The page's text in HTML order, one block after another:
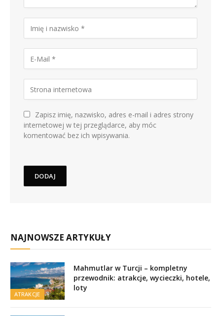
Zapisz imię, nazwisko, adres e-mail i adres strony
internetowej w tej przeglądarce, aby móc
komentować bez ich wpisywania.
NAJNOWSZE ARTYKUŁY
ATRAKCJE
Mahmutlar w Turcji – kompletny
przewodnik: atrakcje, wycieczki, hotele,
loty